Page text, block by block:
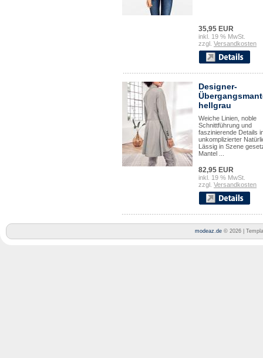
35,95 EUR
inkl. 19 % MwSt.
zzgl. Versandkosten
Designer-
hellgrau
Weiche Linien, noble
Schnittführung und
faszinierende Details
unkomplizierter
Lässig in Szene
Mantel ...
82,95 EUR
inkl. 19 % MwSt.
zzgl. Versandkosten
modeaz.de © 2026 |